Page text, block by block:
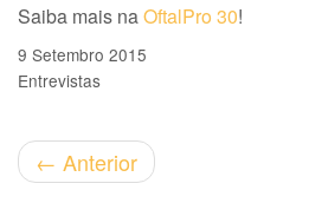
Saiba mais naOftalPro 30!
9 Setembro 2015
Entrevistas
← Anterior